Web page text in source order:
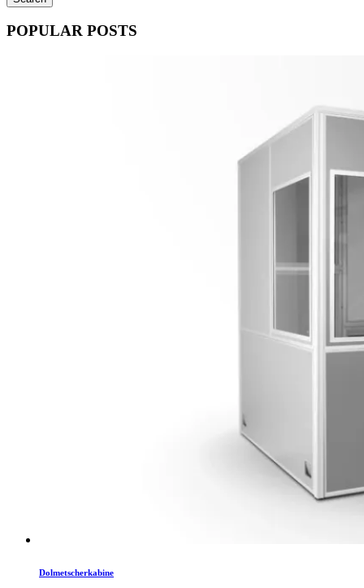
POPULAR POSTS
Dolmetscherkabine